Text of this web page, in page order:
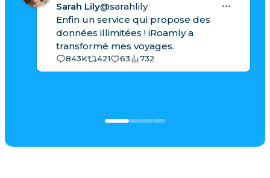
Sarah Lily@sarahlily
Enfin un service qui propose des
données illimitées ! iRoamly a
transformé mes voyages.
843K 421 63 732